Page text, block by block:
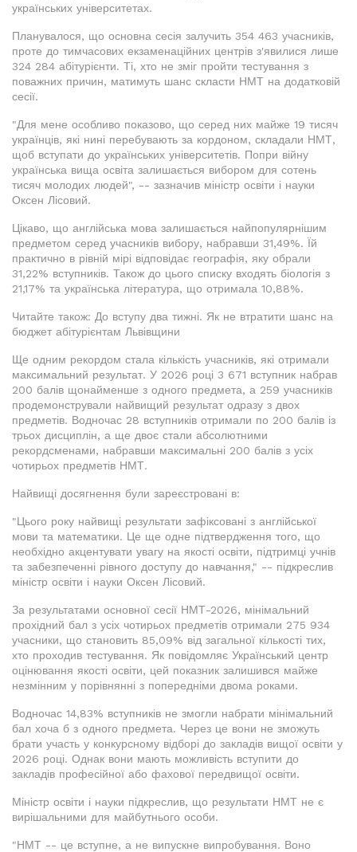
українських університетах.
Планувалося, що основна сесія залучить 354 463 учасників,
проте до тимчасових екзаменаційних центрів з'явилися лише
324 284 абітурієнти. Ті, хто не зміг пройти тестування з
поважних причин, матимуть шанс скласти НМТ на додатковій
сесії.
"Для мене особливо показово, що серед них майже 19 тисяч
українців, які нині перебувають за кордоном, складали НМТ,
щоб вступати до українських університетів. Попри війну
українська вища освіта залишається вибором для сотень
тисяч молодих людей", -- зазначив міністр освіти і науки
Оксен Лісовий.
Цікаво, що англійська мова залишається найпопулярнішим
предметом серед учасників вибору, набравши 31,49%. Їй
практично в рівній мірі відповідає географія, яку обрали
31,22% вступників. Також до цього списку входять біологія з
21,17% та українська література, що отримала 10,88%.
Читайте також: До вступу два тижні. Як не втратити шанс на
бюджет абітурієнтам Львівщини
Ще одним рекордом стала кількість учасників, які отримали
максимальний результат. У 2026 році 3 671 вступник набрав
200 балів щонайменше з одного предмета, а 259 учасників
продемонстрували найвищий результат одразу з двох
предметів. Водночас 28 вступників отримали по 200 балів із
трьох дисциплін, а ще двоє стали абсолютними
рекордсменами, набравши максимальні 200 балів з усіх
чотирьох предметів НМТ.
Найвищі досягнення були зареєстровані в:
"Цього року найвищі результати зафіксовані з англійської
мови та математики. Це ще одне підтвердження того, що
необхідно акцентувати увагу на якості освіти, підтримці учнів
та забезпеченні рівного доступу до навчання," -- підкреслив
міністр освіти і науки Оксен Лісовий.
За результатами основної сесії НМТ-2026, мінімальний
прохідний бал з усіх чотирьох предметів отримали 275 934
учасники, що становить 85,09% від загальної кількості тих,
хто проходив тестування. Як повідомляє Український центр
оцінювання якості освіти, цей показник залишився майже
незмінним у порівнянні з попередніми двома роками.
Водночас 14,83% вступників не змогли набрати мінімальний
бал хоча б з одного предмета. Через це вони не зможуть
брати участь у конкурсному відборі до закладів вищої освіти у
2026 році. Однак вони мають можливість вступити до
закладів професійної або фахової передвищої освіти.
Міністр освіти і науки підкреслив, що результати НМТ не є
вирішальними для майбутнього особи.
"НМТ -- це вступне, а не випускне випробування. Воно